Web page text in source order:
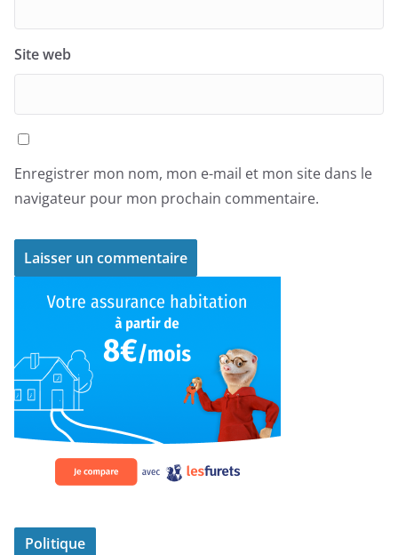
Site web
Enregistrer mon nom, mon e-mail et mon site dans le
navigateur pour mon prochain commentaire.
Politique